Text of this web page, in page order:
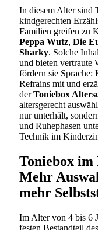
In diesem Alter sind
kindgerechten
Familien greifen zu
Peppa Wutz, Die
Sharky. Solche
und bieten vertraute
fördern sie Sprache:
Refrains mit und
derToniebox
altersgerecht
nur unterhält,
und Ruhephasen
Technik im
Toniebox
Mehr
mehr
Im Alter von 4 bis 6